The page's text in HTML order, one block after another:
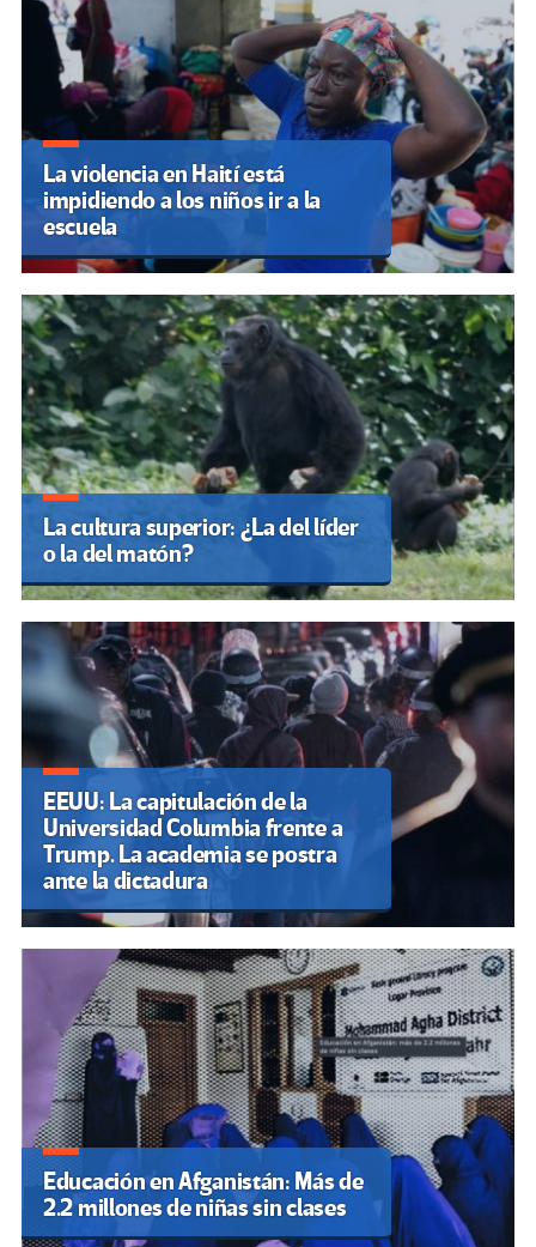
La violencia en Haití está
impidiendo a los niños ir a la
escuela
La cultura superior: ¿La del líder
o la del matón?
EEUU: La capitulación de la
Universidad Columbia frente a
Trump. La academia se postra
ante la dictadura
Educación en Afganistán: Más de
2.2 millones de niñas sin clases